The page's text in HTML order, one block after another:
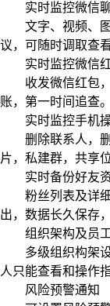
实时监控微信聊
文字、视频、图
议，可随时调取查看
实时监控微信红
收发微信红包，
账，第一时间追查。
实时监控手机操
删除联系人，删
片，私建群，共享
实时备份好友资
粉丝列表及详细
出，数据长久保存
组织架构及员
多级组织构架设
人只能查看和操作
风险预警通知